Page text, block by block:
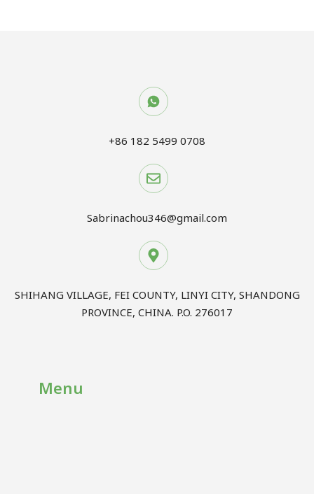
+86 182 5499 0708
Sabrinachou346@gmail.com
SHIHANG VILLAGE, FEI COUNTY, LINYI CITY, SHANDONG
PROVINCE, CHINA. P.O. 276017
Menu